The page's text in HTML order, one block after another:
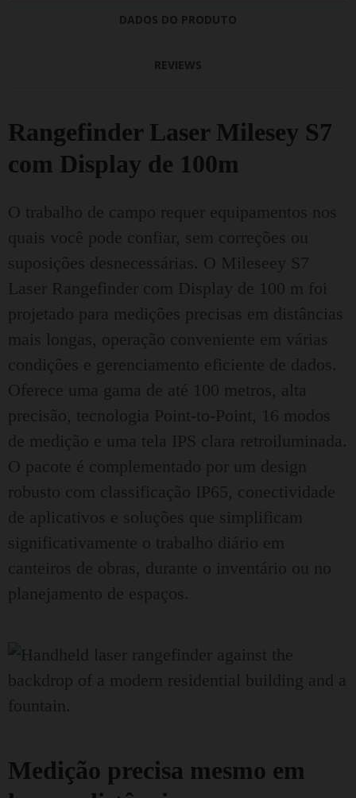
DADOS DO PRODUTO
REVIEWS
Rangefinder Laser Milesey S7
com Display de 100m
O trabalho de campo requer equipamentos nos
quais você pode confiar, sem correções ou
suposições desnecessárias. O Mileseey S7
Laser Rangefinder com Display de 100 m foi
projetado para medições precisas em distâncias
mais longas, operação conveniente em várias
condições e gerenciamento eficiente de dados.
Oferece uma gama de até 100 metros, alta
precisão, tecnologia Point-to-Point, 16 modos
de medição e uma tela IPS clara retroiluminada.
O pacote é complementado por um design
robusto com classificação IP65, conectividade
de aplicativos e soluções que simplificam
significativamente o trabalho diário em
canteiros de obras, durante o inventário ou no
planejamento de espaços.
Medição precisa mesmo em